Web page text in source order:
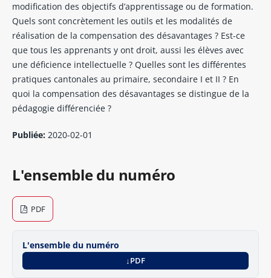
modification des objectifs d’apprentissage ou de formation.
Quels sont concrètement les outils et les modalités de
réalisation de la compensation des désavantages ? Est-ce
que tous les apprenants y ont droit, aussi les élèves avec
une déficience intellectuelle ? Quelles sont les différentes
pratiques cantonales au primaire, secondaire I et II ? En
quoi la compensation des désavantages se distingue de la
pédagogie différenciée ?
Publiée: 2020-02-01
L'ensemble du numéro
PDF
L'ensemble du numéro
PDF